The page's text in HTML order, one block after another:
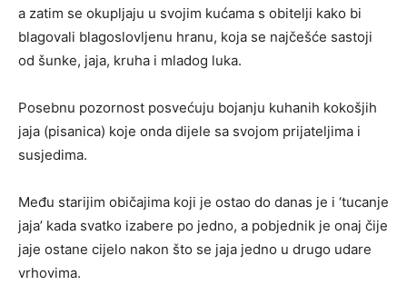
a zatim se okupljaju u svojim kućama s obitelji kako bi
blagovali blagoslovljenu hranu, koja se najčešće sastoji
od šunke, jaja, kruha i mladog luka.
Posebnu pozornost posvećuju bojanju kuhanih kokošjih
jaja (pisanica) koje onda dijele sa svojom prijateljima i
susjedima.
Među starijim običajima koji je ostao do danas je i ‘tucanje
jaja’ kada svatko izabere po jedno, a pobjednik je onaj čije
jaje ostane cijelo nakon što se jaja jedno u drugo udare
vrhovima.